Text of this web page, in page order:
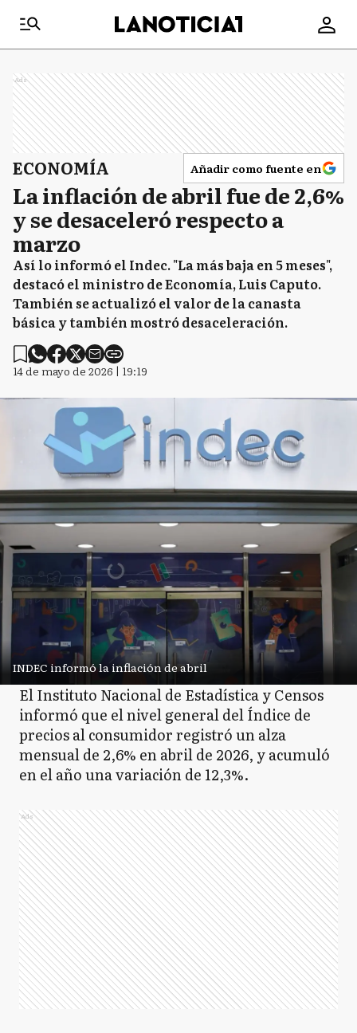
Ads
ECONOMÍA Añadir como fuente en
La inflación de abril fue de 2,6%
y se desaceleró respecto a
marzo
Así lo informó el Indec. "La más baja en 5 meses",
destacó el ministro de Economía, Luis Caputo.
También se actualizó el valor de la canasta
básica y también mostró desaceleración.
14 de mayo de 2026 | 19:19
INDEC informó la inflación de abril
El Instituto Nacional de Estadística y Censos
informó que el nivel general del Índice de
precios al consumidor registró un alza
mensual de 2,6% en abril de 2026, y acumuló
en el año una variación de 12,3%.
Ads